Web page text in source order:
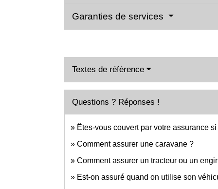
Garanties de services
Textes de référence
Questions ? Réponses !
Êtes-vous couvert par votre assurance
Comment assurer une caravane ?
Comment assurer un tracteur ou un
Est-on assuré quand on utilise son